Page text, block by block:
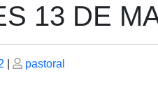
13 DE
Publicado
pastoral